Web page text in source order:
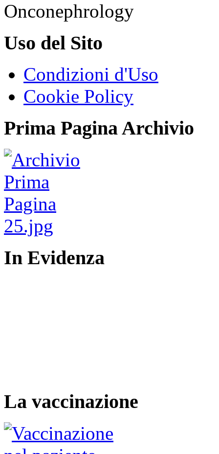
Onconephrology
Uso del Sito
Condizioni d'Uso
Cookie Policy
Prima Pagina Archivio
In Evidenza
La vaccinazione